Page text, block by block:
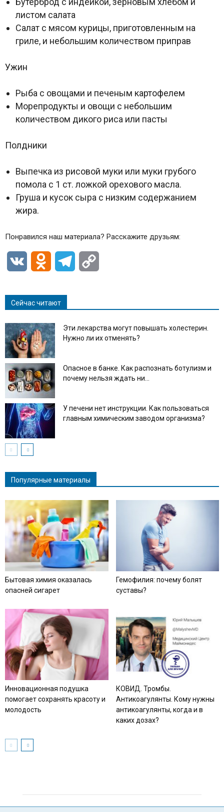
листом салата
Салат с мясом курицы, приготовленным на
гриле, и небольшим количеством приправ
Ужин
Рыба с овощами и печеным картофелем
Морепродукты и овощи с небольшим
количеством дикого риса или пасты
Полдники
Выпечка из рисовой муки или муки грубого
помола с 1 ст. ложкой орехового масла.
Груша и кусок сыра с низким содержанием
жира.
Понравился наш материала? Расскажите друзьям:
VK Odnoklassniki
Telegram
Сейчас читают
Эти лекарства могут повышать холестерин.
Нужно ли их отменять?
Опасное в банке. Как распознать ботулизм и
почему нельзя ждать ни...
У печени нет инструкции. Как пользоваться
главным химическим заводом организма?
Популярные материалы
Бытовая химия оказалась
опасней сигарет
Гемофилия: почему болят
суставы?
Инновационная подушка
помогает сохранять красоту и
молодость
КОВИД. Тромбы.
Антикоагулянты. Кому нужны
антикоагулянты, когда и в
каких дозах?